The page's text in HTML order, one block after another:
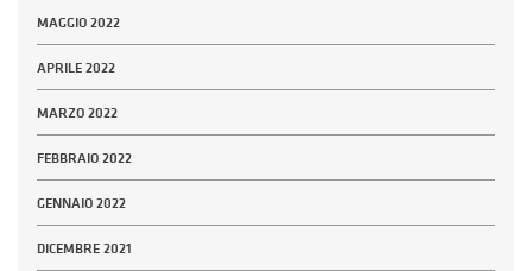
MAGGIO 2022
APRILE 2022
MARZO 2022
FEBBRAIO 2022
GENNAIO 2022
DICEMBRE 2021